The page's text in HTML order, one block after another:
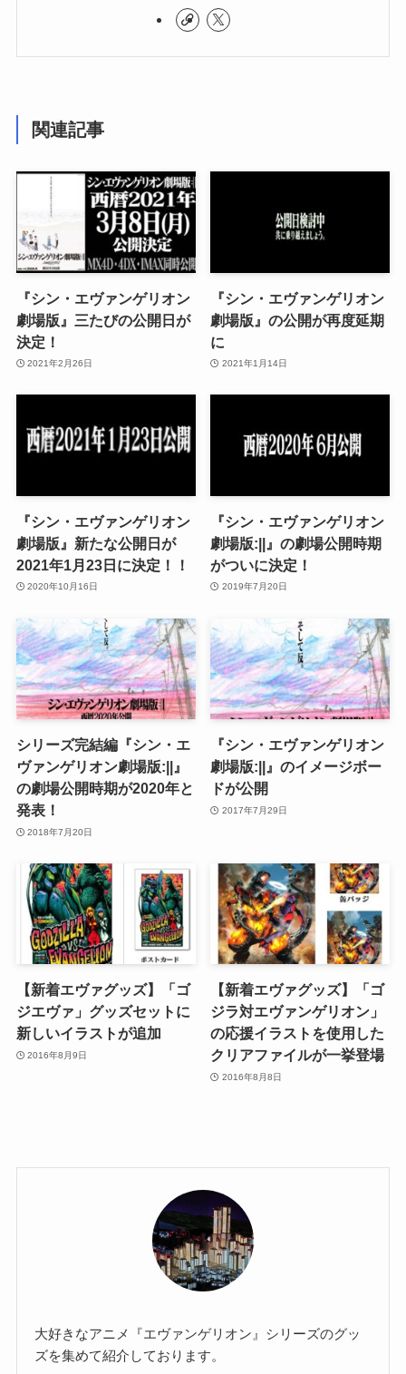
関連記事
『シン・エヴァンゲリオン
劇場版』三たびの公開日が
決定！
2021年2月26日
『シン・エヴァンゲリオン
劇場版』の公開が再度延期
に
2021年1月14日
『シン・エヴァンゲリオン
劇場版』新たな公開日が
2021年1月23日に決定！！
2020年10月16日
『シン・エヴァンゲリオン
劇場版:||』の劇場公開時期
がついに決定！
2019年7月20日
シリーズ完結編『シン・エ
ヴァンゲリオン劇場版:||』
の劇場公開時期が2020年と
発表！
2018年7月20日
『シン・エヴァンゲリオン
劇場版:||』のイメージボー
ドが公開
2017年7月29日
【新着エヴァグッズ】「ゴ
ジエヴァ」グッズセットに
新しいイラストが追加
2016年8月9日
【新着エヴァグッズ】「ゴ
ジラ対エヴァンゲリオン」
の応援イラストを使用した
クリアファイルが一挙登場
2016年8月8日
大好きなアニメ『エヴァンゲリオン』シリーズのグッ
ズを集めて紹介しております。